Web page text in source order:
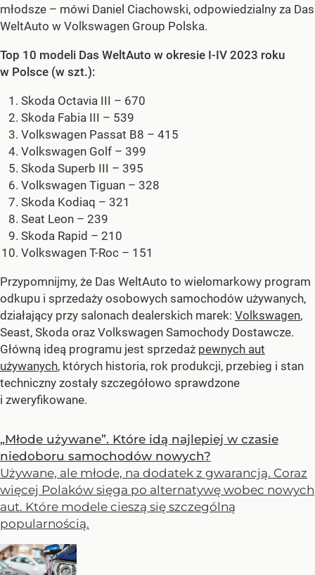
młodsze – mówi Daniel Ciachowski, odpowiedzialny za Das
WeltAuto w Volkswagen Group Polska.
Top 10 modeli Das WeltAuto w okresie I-IV 2023 roku
w Polsce (w szt.):
Skoda Octavia III – 670
Skoda Fabia III – 539
Volkswagen Passat B8 – 415
Volkswagen Golf – 399
Skoda Superb III – 395
Volkswagen Tiguan – 328
Skoda Kodiaq – 321
Seat Leon – 239
Skoda Rapid – 210
Volkswagen T-Roc – 151
Przypomnijmy, że Das WeltAuto to wielomarkowy program
odkupu i sprzedaży osobowych samochodów używanych,
działający przy salonach dealerskich marek: Volkswagen,
Seast, Skoda oraz Volkswagen Samochody Dostawcze.
Główną ideą programu jest sprzedaż pewnych aut
używanych, których historia, rok produkcji, przebieg i stan
techniczny zostały szczegółowo sprawdzone
i zweryfikowane.
„Młode używane”. Które idą najlepiej w czasie
niedoboru samochodów nowych?
Używane, ale młode, na dodatek z gwarancją. Coraz
więcej Polaków sięga po alternatywę wobec nowych
aut. Które modele cieszą się szczególną
popularnością.